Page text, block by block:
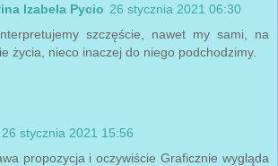
Izabela Pycio 26 stycznia 2021 06:30
szczęście, nawet my sami, na
życia, nieco inaczej do niego podchodzimy.
26 stycznia 2021 15:56
propozycja i oczywiście Graficznie wygląda